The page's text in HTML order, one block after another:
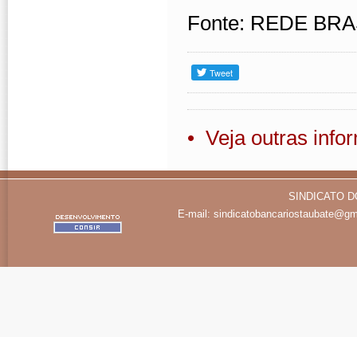
Fonte: REDE
• Veja outras
SINDICATO
E-mail: